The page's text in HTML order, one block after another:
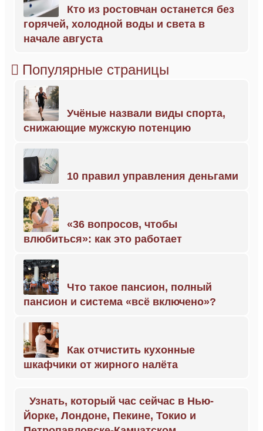
Кто из ростовчан останется без
горячей, холодной воды и света в
начале августа
Популярные страницы
Учёные назвали виды спорта,
снижающие мужскую потенцию
10 правил управления деньгами
«36 вопросов, чтобы
влюбиться»: как это работает
Что такое пансион, полный
пансион и система «всё включено»?
Как отчистить кухонные
шкафчики от жирного налёта
Узнать, который час сейчас в Нью-
Йорке, Лондоне, Пекине, Токио и